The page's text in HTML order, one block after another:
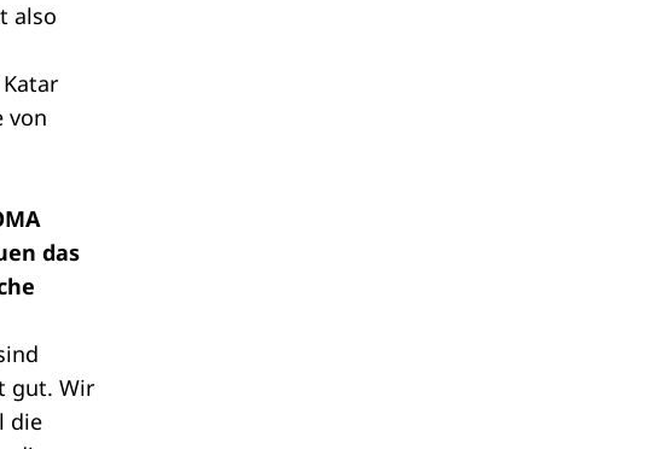
also
von
das
gut. Wir
die